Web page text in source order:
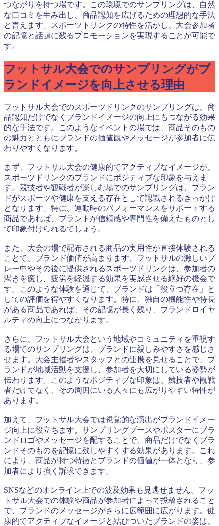
つながりを持つ場です。この環境でのサンプリングは、自然
な口コミを生み出し、商品認知を広げるための理想的な手法
と言えます。スポーツドリンクの特性を活かし、大会参加者
の記憶と話題に残るプロモーションを実現することが可能で
す。
フットサル大会でのサンプリングがブ
ランドイメージを向上させる理由
フットサル大会でのスポーツドリンクのサンプリングは、商
品認知だけでなくブランドイメージの向上にもつながる効果
的な手法です。このようなイベントの場では、商品そのもの
の魅力とともにブランドの価値観やメッセージが参加者に伝
わりやすくなります。
まず、フットサル大会の健康的でアクティブなイメージが、
スポーツドリンクのブランドにポジティブな印象を与えま
す。競技者や観戦者が楽しむ場でのサンプリングは、ブラン
ドがスポーツや健康を支える存在として認識されるきっかけ
となります。特に、運動時のパフォーマンスをサポートする
商品であれば、ブランドが信頼感や専門性を備えたものとし
て印象付けられるでしょう。
また、大会の場で配布される商品の実用性が直接体験される
ことで、ブランド価値が高まります。フットサルの激しいプ
レー中やその後に提供されるスポーツドリンクは、参加者の
渇きを癒し、疲労を軽減する効果を実感させる絶好の機会で
す。このような体験を通じて、ブランドは「役立つ存在」と
しての評価を得やすくなります。特に、独自の機能性や特長
がある商品であれば、その記憶が長く残り、ブランドロイヤ
ルティの向上につながります。
さらに、フットサル大会という地域やコミュニティを重視す
る場でのサンプリングは、ブランドに親しみやすさを感じさ
せます。大会主催者やスタッフとの連携を見せることで、ブ
ランドが地域活動を支援し、参加者を大切にしている姿勢が
伝わります。このようなポジティブな印象は、競技者や観戦
者だけでなく、その周囲にいる人々にも広がりやすい特性が
あります。
加えて、フットサル大会では視覚的な演出がブランドイメー
ジ向上に役立ちます。サンプリングブースやポスターにブラ
ンドロゴやメッセージを配することで、商品だけでなくブラ
ンドそのものを記憶に残しやすくする効果があります。これ
により、商品が持つ特徴とブランドの価値が一体となり、参
加者により強く訴求できます。
SNSなどのオンライン上での波及効果も見逃せません。フッ
トサル大会での体験や商品が参加者によって投稿されること
で、ブランドのメッセージがさらに広範囲に広がります。健
康的でアクティブなイメージと結びついたブランドの姿は、